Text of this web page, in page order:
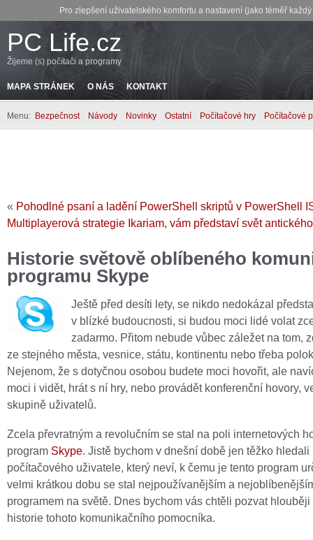
Pro zlepšení uživatelského komfortu a nastavení (jako téměř
PC Life.cz
Žijeme (s) počítači a programy
MAPA STRÁNEK O NÁS KONTAKT
Menu: Bezpečnost Návody Novinky Ostatní Počítačové hry Počítačové
« Pohodlné psaní a ladění PowerShell skriptů v PowerShell
Multiplayerová strategie Ikariam, vám představí svět
Historie světově oblíbeného
programu Skype
Ještě před desíti lety, se nikdo nedokázal
v blízké budoucnosti, si budou moci lidé volat
zadarmo. Přitom nebude vůbec záležet na tom,
ze stejného města, vesnice, státu, kontinentu nebo třeba
Nejenom, že s dotyčnou osobou budete moci hovořit, ale
moci i vidět, hrát s ní hry, nebo provádět konferenční hovory,
skupině uživatelů.
Zcela převratným a revolučním se stal na poli internetových
program Skype. Jistě bychom v dnešní době jen těžko hledali
počítačového uživatele, který neví, k čemu je tento program
velmi krátkou dobu se stal nejpoužívanějším a
programem na světě. Dnes bychom vás chtěli pozvat hlouběji
historie tohoto komunikačního pomocníka.